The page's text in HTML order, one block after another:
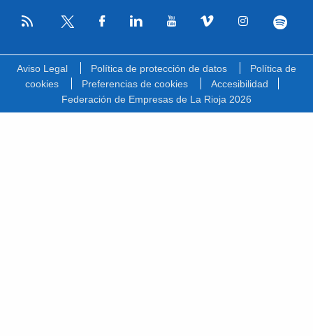
RSS
Aviso Legal Política de protección de datos
Política de
cookies
Preferencias de cookies
Accesibilidad
Federación de Empresas de La Rioja 2026